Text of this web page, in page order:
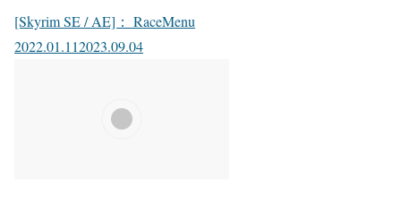
[Skyrim SE / AE]： RaceMenu
2022.01.112023.09.04